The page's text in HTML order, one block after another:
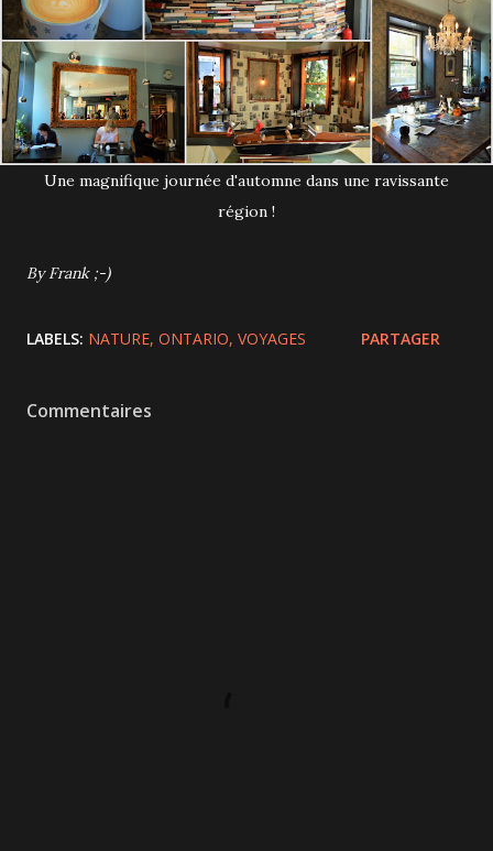
Une magnifique journée d'automne dans une ravissante
région !
By Frank ;-)
LABELS: NATURE ONTARIO VOYAGES PARTAGER
Commentaires